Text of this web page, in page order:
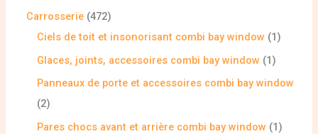
Carrosserie 472
Ciels de toit et insonorisant combi bay window
1
Glaces, joints, accessoires combi bay window
1
Panneaux de porte et accessoires combi bay window
2
Pares chocs avant et arrière combi bay window
1